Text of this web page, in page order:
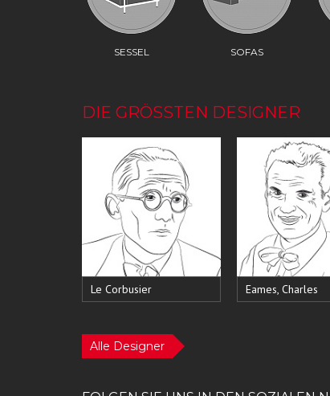
SESSEL SOFAS
DIE GRÖSSTEN DESIGNER
Le Corbusier Eames, Charles
Alle Designer